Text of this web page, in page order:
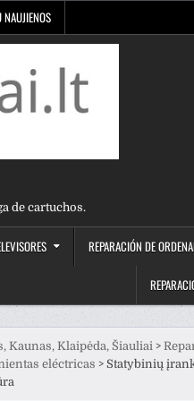
NAUJIENOS
de cartuchos.
REPARACIÓN DE
Kaunas, Klaipėda, Šiauliai >
eléctricas > Statybinių